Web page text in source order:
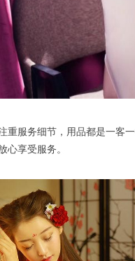
服务细节，用品都是一客一
心享受服务。